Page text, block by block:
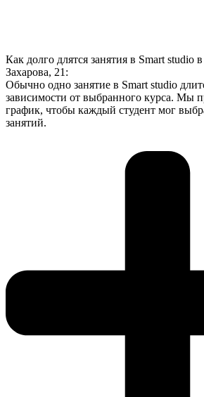
Как долго длятся занятия в Smart studio
Захарова, 21:
Обычно одно занятие в Smart studio
зависимости от выбранного курса. Мы
график, чтобы каждый студент мог
занятий.